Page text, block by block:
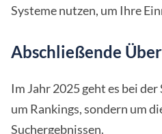
Systeme nutzen, um Ihre
Abschließende
Im Jahr 2025 geht es bei
um Rankings, sondern um
Suchergebnissen.